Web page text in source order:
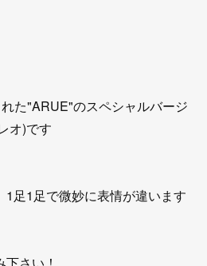
た"ARUE"のスペシャルバージ
オ)です
1足1足で微妙に表情が違います